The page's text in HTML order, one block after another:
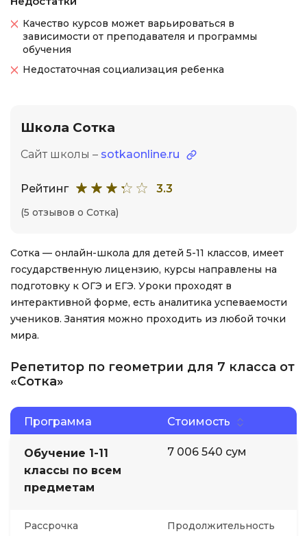
Качество курсов может варьироваться в
зависимости от преподавателя и программы
обучения
Недостаточная социализация ребенка
Школа Сотка
Сайт школы – sotkaonline.ru
Рейтинг 3.3
(5 отзывов о Сотка)
Сотка — онлайн-школа для детей 5-11 классов, имеет
государственную лицензию, курсы направлены на
подготовку к ОГЭ и ЕГЭ. Уроки проходят в
интерактивной форме, есть аналитика успеваемости
учеников. Занятия можно проходить из любой точки
мира.
Репетитор по геометрии для 7 класса от
«Сотка»
Программа Стоимость
Обучение 1-11
классы по всем
предметам
7 006 540 сум
Рассрочка Продолжительность